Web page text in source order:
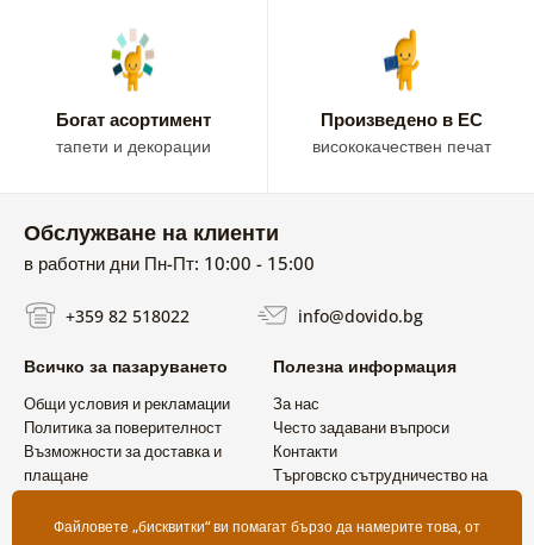
Богат асортимент
тапети и декорации
Произведено в ЕС
висококачествен печат
Обслужване на клиенти
в работни дни Пн-Пт: 10:00 - 15:00
+359 82 518022 info@dovido.bg
Всичко за пазаруването
Общи условия и рекламации
Политика за поверителност
Възможности за доставка и
плащане
Полезна информация
За нас
Често задавани въпроси
Контакти
Търговско сътрудничество на
Файловете „бисквитки“ ви помагат бързо да намерите това, от